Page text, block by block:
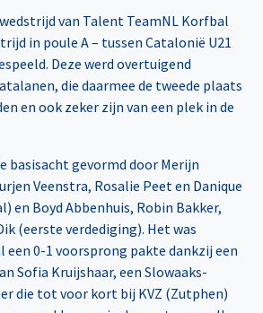
van Talent TeamNL Korfbal
in poule A – tussen Catalonië U21
Deze werd overtuigend
die daarmee de tweede plaats
en ook zeker zijn van een plek in de
basisacht gevormd door Merijn
Veenstra, Rosalie Peet en Danique
en Boyd Abbenhuis, Robin Bakker,
(eerste verdediging). Het was
een 0-1 voorsprong pakte dankzij een
Sofia Kruijshaar, een Slowaaks-
die tot voor kort bij KVZ (Zutphen)